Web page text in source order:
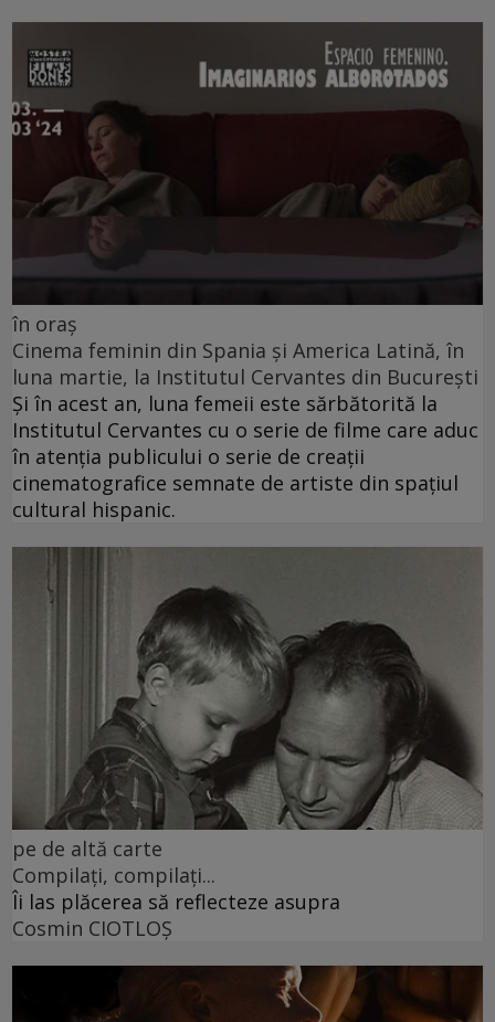
în oraș
Cinema feminin din Spania și America Latină, în
luna martie, la Institutul Cervantes din București
Și în acest an, luna femeii este sărbătorită la
Institutul Cervantes cu o serie de filme care aduc
în atenția publicului o serie de creații
cinematografice semnate de artiste din spațiul
cultural hispanic.
pe de altă carte
Compilați, compilați...
Îi las plăcerea să reflecteze asupra
Cosmin CIOTLOŞ